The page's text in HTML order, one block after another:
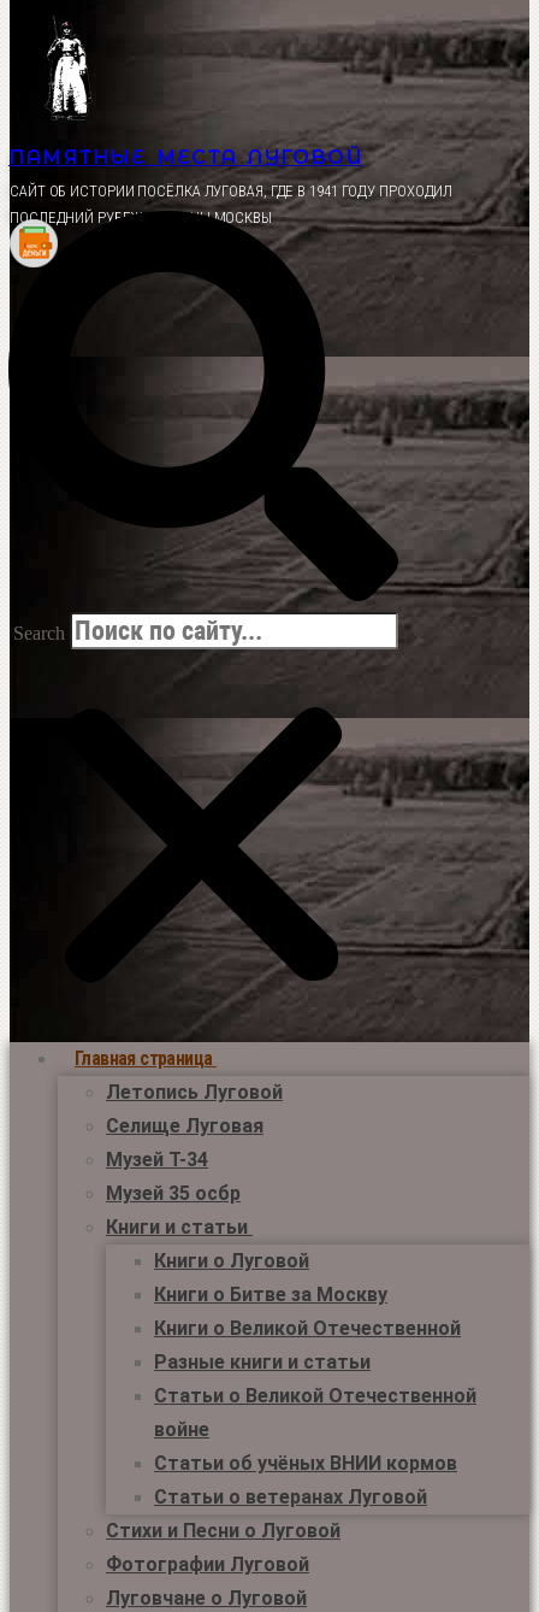
Перейти
содержимому
ПАМЯТНЫЕ МЕСТА ЛУГОВОЙ
CАЙТ ОБ ИСТОРИИ ПОСЁЛКА ЛУГОВАЯ, ГДЕ В 1941 ГОДУ ПРОХОДИЛ
ПОСЛЕДНИЙ РУБЕЖ ОБОРОНЫ МОСКВЫ
Search
Главная страница
Летопись Луговой
Селище Луговая
Музей Т-34
Музей 35 осбр
Книги и статьи
Книги о Луговой
Книги о Битве за Москву
Книги о Великой Отечественной
Разные книги и статьи
Статьи о Великой Отечественной
войне
Статьи об учёных ВНИИ кормов
Статьи о ветеранах Луговой
Стихи и Песни о Луговой
Фотографии Луговой
Луговчане о Луговой